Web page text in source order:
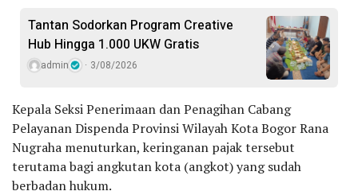
Tantan Sodorkan Program Creative
Hub Hingga 1.000 UKW Gratis
admin 3/08/2026
Kepala Seksi Penerimaan dan Penagihan Cabang
Pelayanan Dispenda Provinsi Wilayah Kota Bogor Rana
Nugraha menuturkan, keringanan pajak tersebut
terutama bagi angkutan kota (angkot) yang sudah
berbadan hukum.